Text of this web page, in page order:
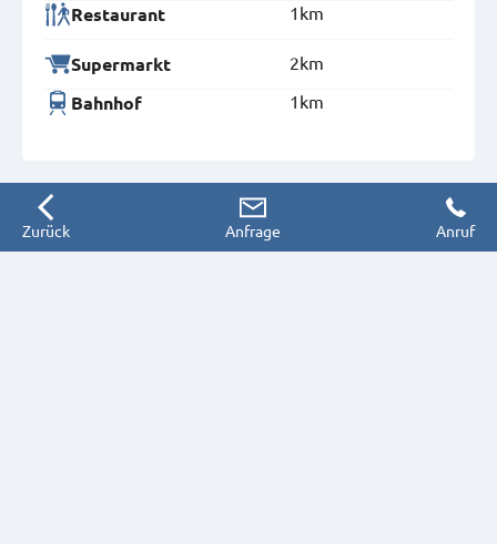
Restaurant 1km
Supermarkt 2km
Bahnhof 1km
Zurück Anfrage Anruf